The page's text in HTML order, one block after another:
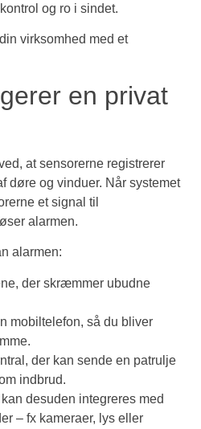
og ro i sindet.
virksomhed med et
en privat
at sensorerne registrerer
døre og vinduer. Når systemet
et signal til
alarmen.
alarmen:
der skræmmer ubudne
mobiltelefon, så du bliver
der kan sende en patrulje
indbrud.
desuden integreres med
– fx kameraer, lys eller